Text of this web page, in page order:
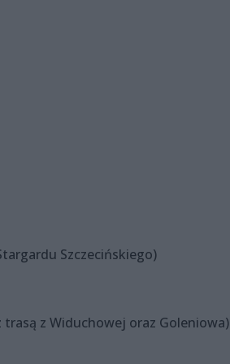
Szczecińskiego)
trasą z Widuchowej oraz Goleniowa)